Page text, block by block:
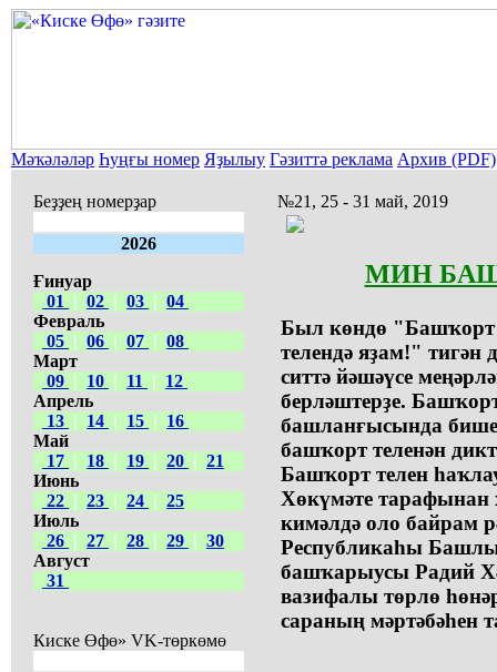
Мәҡәләләр Һуңғы номер Яҙылыу Гәзиттә реклама Архив (PDF)
Беҙҙең номерҙар
2026
Ғинуар
01
| 02 | 03 | 04
Февраль
05 | 06 | 07 | 08
Март
09 | 10 | 11 |
12
Апрель
13 | 14 | 15 |
16
Май
17 | 18 | 19 | 20 | 21
Июнь
22 | 23 | 24 | 25
Июль
26 | 27 | 28 | 29 | 30
Август
31
Киске Өфө» VK-төркөмө
№21, 25 - 31 май, 2019
МИН
Был көндө "Башҡорт
телендә яҙам!" тигән
ситтә йәшәүсе
берләштерҙе.
башланғысында
башҡорт теленән
Башҡорт телен
Хөкүмәте тарафынан
кимәлдә оло байрам
Республикаһы
башҡарыусы Радий
вазифалы төрлө
сараның мәртәбәһен